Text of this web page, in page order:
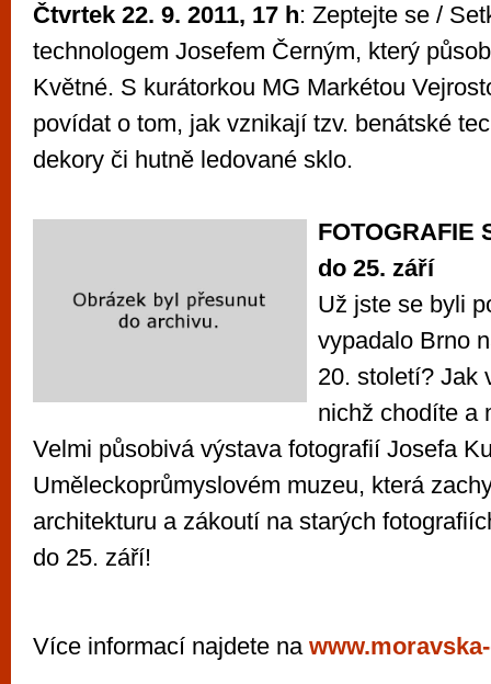
Čtvrtek 22. 9. 2011, 17 h: Zeptejte se /
technologem Josefem Černým, který
Květné. S kurátorkou MG Markétou
povídat o tom, jak vznikají tzv. benátské
dekory či hutně ledované sklo.
FOTOGRAFIE
do 25. září
Už jste se byli
vypadalo Brno
20. století? Jak
nichž chodíte a
Velmi působivá výstava fotografií Josefa
Uměleckoprůmyslovém muzeu, která
architekturu a zákoutí na starých
do 25. září!
Více informací najdete na